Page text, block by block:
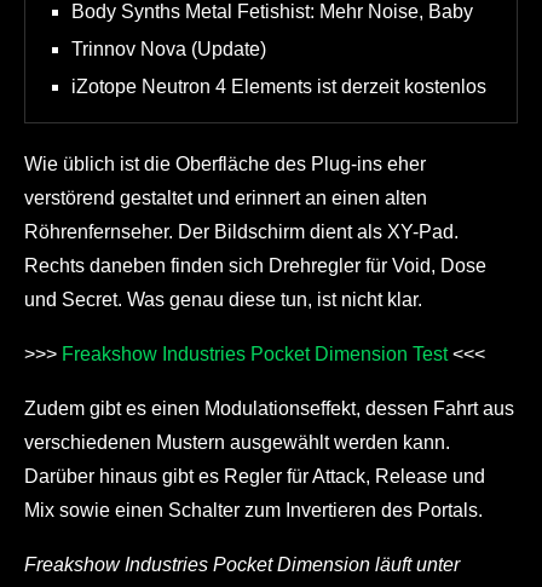
Body Synths Metal Fetishist: Mehr Noise, Baby
Trinnov Nova (Update)
iZotope Neutron 4 Elements ist derzeit kostenlos
Wie üblich ist die Oberfläche des Plug-ins eher
verstörend gestaltet und erinnert an einen alten
Röhrenfernseher. Der Bildschirm dient als XY-Pad.
Rechts daneben finden sich Drehregler für Void, Dose
und Secret. Was genau diese tun, ist nicht klar.
>>> Freakshow Industries Pocket Dimension Test<<<
Zudem gibt es einen Modulationseffekt, dessen Fahrt aus
verschiedenen Mustern ausgewählt werden kann.
Darüber hinaus gibt es Regler für Attack, Release und
Mix sowie einen Schalter zum Invertieren des Portals.
Freakshow Industries Pocket Dimension läuft unter